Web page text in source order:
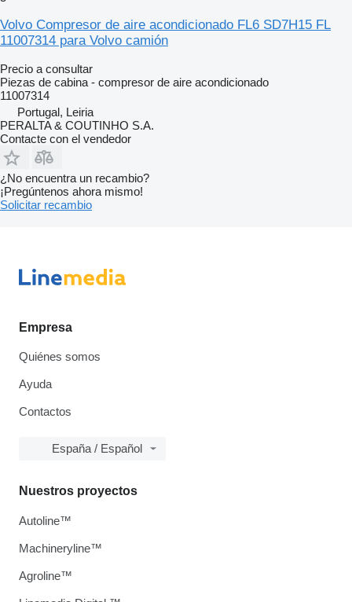
Volvo Compresor de aire acondicionado FL6 SD7H15 FL
11007314 para Volvo camión
Precio a consultar
Piezas de cabina - compresor de aire acondicionado
11007314
Portugal, Leiria
PERALTA & COUTINHO S.A.
Contacte con el vendedor
¿No encuentra un recambio?
¡Pregúntenos ahora mismo!
Solicitar recambio
Empresa
Quiénes somos
Ayuda
Contactos
España / Español
Nuestros proyectos
Autoline™
Machineryline™
Agroline™